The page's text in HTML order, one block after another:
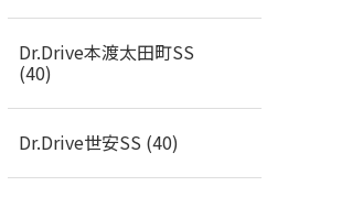
Dr.Drive本渡太田町SS
(40)
Dr.Drive世安SS (40)